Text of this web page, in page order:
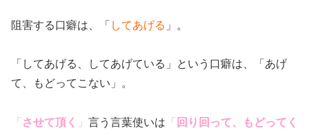
阻害する口癖は、「 してあげる 」。
「してあげる、してあげている」という口癖は、「あげ
て、もどってこない」。
「 させて頂く 」 言う言葉使いは 「 回り回って、もどってく